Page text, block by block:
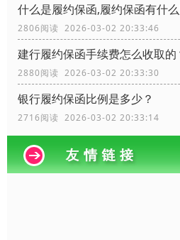
什么是履约保函,履约保函有什
2806阅读 2026-03-02 20:33:46
建行履约保函手续费怎么收取的
2880阅读 2026-03-02 20:33:30
银行履约保函比例是多少？
2716阅读 2026-03-02 20:33:14